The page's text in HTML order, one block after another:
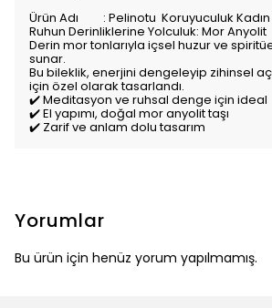
Ürün Adı : Pelinotu Koruyuculuk Kadın
Ruhun Derinliklerine Yolculuk: Mor Anyolit
Derin mor tonlarıyla içsel huzur ve
sunar.
Bu bileklik, enerjini dengeleyip zihinsel
için özel olarak tasarlandı.
✔️ Meditasyon ve ruhsal denge için ideal
✔️ El yapımı, doğal mor anyolit taşı
✔️ Zarif ve anlam dolu tasarım
Yorumlar
Bu ürün için henüz yorum yapılmamış.